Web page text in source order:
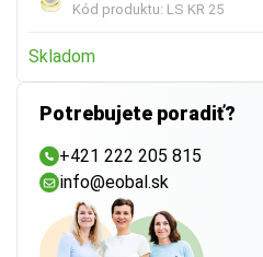
Kód produktu: LS KR 25
Skladom
Potrebujete poradiť?
+421 222 205 815
info@eobal.sk